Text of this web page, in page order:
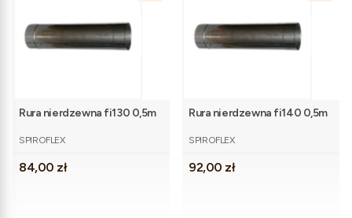
Rura nierdzewna fi130 0,5m
PRODUCENT
SPIROFLEX
Cena
84,00 zł
Rura nierdzewna fi140 0,5m
PRODUCENT
SPIROFLEX
Cena
92,00 zł